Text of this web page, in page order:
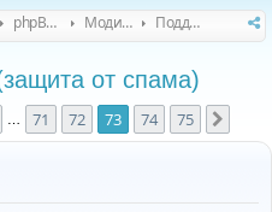
phpBB 2.0.x (архив) Модификация phpBB 2.0.x Поддержка модов для phpBB 2.0.x
от спама)
73 из 75
71 72 73 74 75